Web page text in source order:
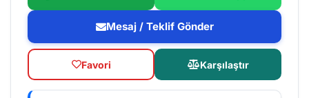
Mesaj / Teklif Gönder
Favori Karşılaştır